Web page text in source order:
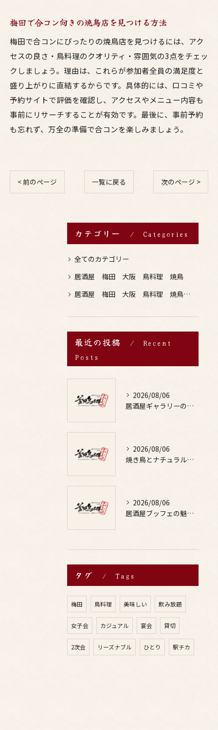
梅田で合コン向きの焼鳥店を見つける方法
梅田で合コンにぴったりの焼鳥店を見つけるには、アク
セスの良さ・鳥料理のクオリティ・雰囲気の3点をチェッ
クしましょう。理由は、これらが参加者全員の満足度と
盛り上がりに直結するからです。具体的には、口コミや
予約サイトで評価を確認し、アクセスやメニュー内容も
事前にリサーチすることが有効です。最後に、事前予約
も忘れず、万全の準備で合コンを楽しみましょう。
< 前のページ 一覧に戻る 次のページ >
カテゴリー Categories
全てのカテゴリー
居酒屋 梅田 大阪 鳥料理 焼鳥
居酒屋 梅田 大阪 鳥料理 焼鳥 お酒
最近の投稿
Recent
Posts
2026/08/06
居酒屋ギャラリーの選び方と鶏料理や焼鳥とお酒の魅力を写真で詳しく解説
2026/08/06
焼き鳥とナチュラルな味わいの出会いが外食の楽しみと健康を両立する秘訣
2026/08/06
居酒屋ブッフェの魅力と鶏料理や焼鳥に合うお酒の楽しみ方ガイド
タグ Tags
梅田 鳥料理 美味しい 飲み放題
女子会 カジュアル 宴会 貸切
2次会 リーズナブル ひとり 駅チカ